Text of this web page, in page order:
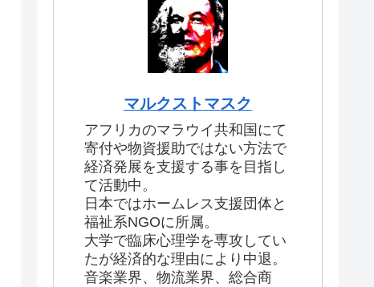
マルクストマスク
アフリカのマラウイ共和国にて
寄付や物資援助ではない方法で
経済発展を支援する事を目指し
て活動中。
日本ではホームレス支援団体と
福祉系NGOに所属。
大学で臨床心理学を専攻してい
たが経済的な理由により中退。
音楽業界、物流業界、総合商